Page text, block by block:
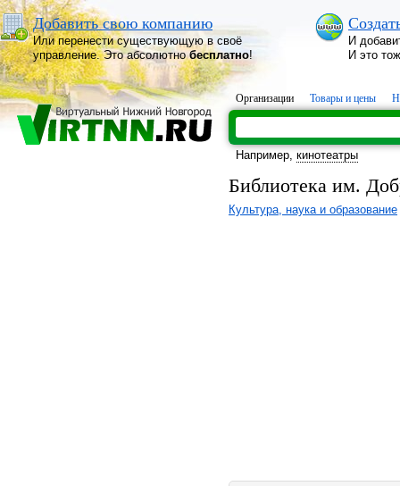
Добавить свою компанию
Или перенести существующую в своё
управление. Это абсолютнобесплатно!
И
И это
Организации Товары и цены
Например, кинотеатры
Библиотека им.
Культура, наука и образование